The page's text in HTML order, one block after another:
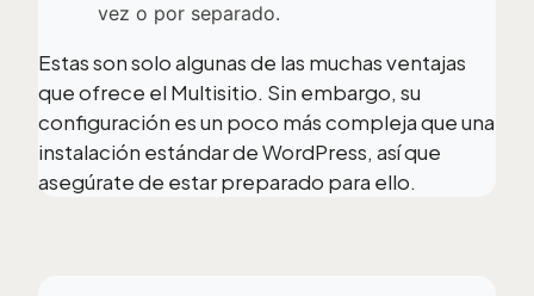
vez o por separado.
Estas son solo algunas de las muchas ventajas
que ofrece el Multisitio. Sin embargo, su
configuración es un poco más compleja que una
instalación estándar de WordPress, así que
asegúrate de estar preparado para ello.